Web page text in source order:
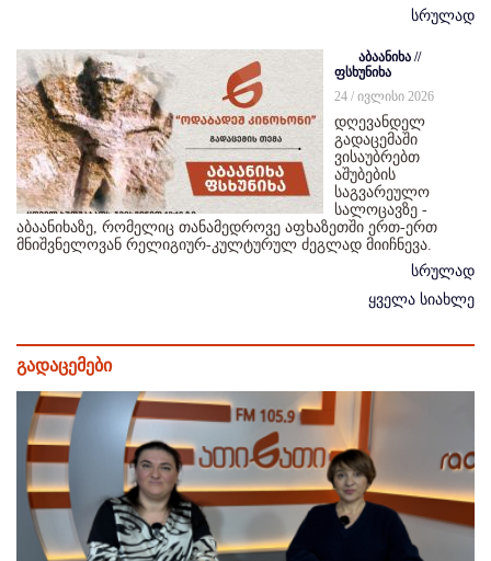
სრულად
აბაანიხა //
ფსხუნიხა
24 / ივლისი 2026
დღევანდელ
გადაცემაში
ვისაუბრებთ
აშუბების
საგვარეულო
სალოცავზე -
აბაანიხაზე, რომელიც თანამედროვე აფხაზეთში ერთ-ერთ
მნიშვნელოვან რელიგიურ-კულტურულ ძეგლად მიიჩნევა.
სრულად
ყველა სიახლე
გადაცემები